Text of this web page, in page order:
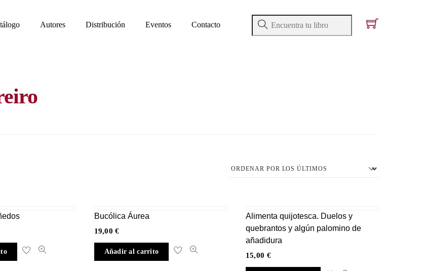
Autores Distribución Eventos Contacto
Bucólica Áurea
19,00€
Añadir al carrito
Alimenta quijotesca. Duelos y
quebrantos y algún palomino de
añadidura
15,00 €